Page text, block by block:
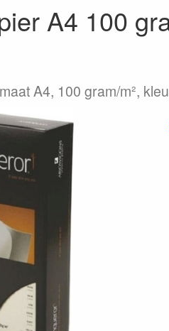
A4 100
A4, 100 gram/m²,